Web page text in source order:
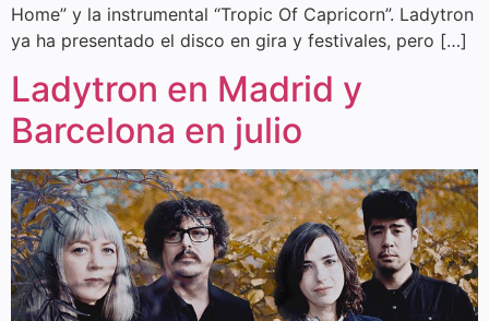
Home” y la instrumental “Tropic Of Capricorn”. Ladytron
ya ha presentado el disco en gira y festivales, pero […]
Ladytron en Madrid y
Barcelona en julio